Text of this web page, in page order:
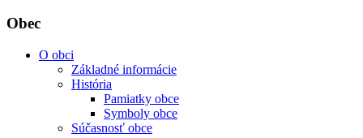
Obec
O obci
Základné informácie
História
Pamiatky obce
Symboly obce
Súčasnosť obce